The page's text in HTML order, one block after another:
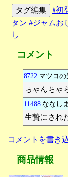
タグ編集 #初
タン #ジャムお
し
コメント
8722 マツコの
ちゃんちゃ
11488 ななし
生贄にされ
コメントを書き
商品情報